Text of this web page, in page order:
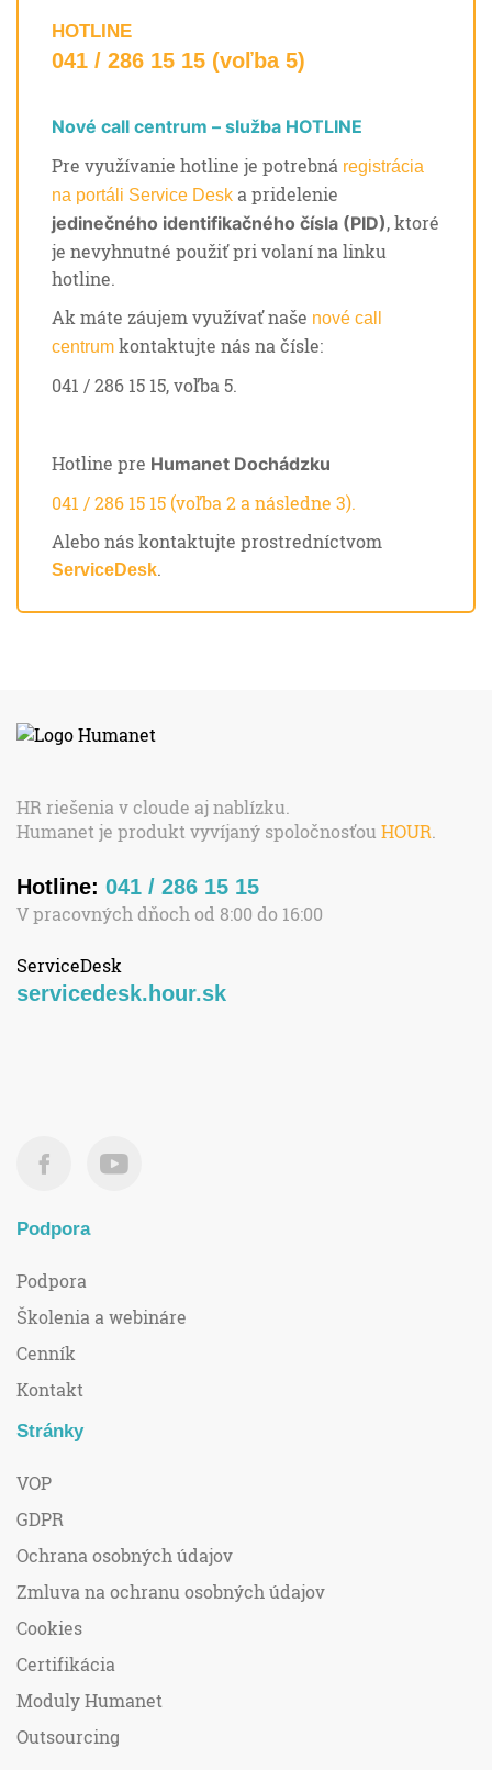
HOTLINE
041 / 286 15 15 (voľba 5)
Nové call centrum – služba HOTLINE
Pre využívanie hotline je potrebná registrácia
na portáli Service Desk a pridelenie
jedinečného identifikačného čísla (PID), ktoré
je nevyhnutné použiť pri volaní na linku
hotline.
Ak máte záujem využívať naše nové call
centrum kontaktujte nás na čísle:
041 / 286 15 15, voľba 5.
Hotline pre Humanet Dochádzku
041 / 286 15 15 (voľba 2 a následne 3).
Alebo nás kontaktujte prostredníctvom
ServiceDesk.
HR riešenia v cloude aj nablízku.
Humanet je produkt vyvíjaný spoločnosťou HOUR.
Hotline: 041 / 286 15 15
V pracovných dňoch od 8:00 do 16:00
ServiceDesk
servicedesk.hour.sk
Podpora
Podpora
Školenia a webináre
Cenník
Kontakt
Stránky
VOP
GDPR
Ochrana osobných údajov
Zmluva na ochranu osobných údajov
Cookies
Certifikácia
Moduly Humanet
Outsourcing